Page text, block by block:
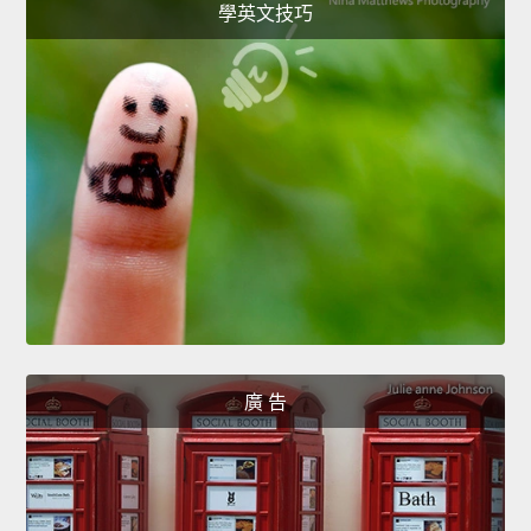
學英文技巧
廣 告